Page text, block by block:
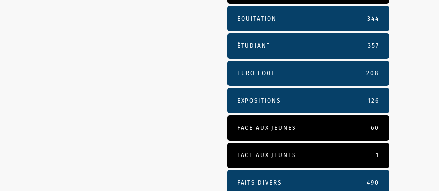
EQUITATION 344
ÉTUDIANT 357
EURO FOOT 208
EXPOSITIONS 126
FACE AUX JEUNES 60
FACE AUX JEUNES 1
FAITS DIVERS 490